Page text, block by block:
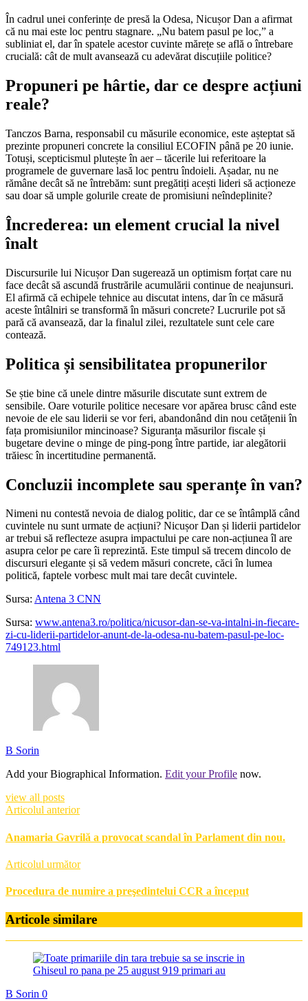
În cadrul unei conferințe de presă la Odesa, Nicușor Dan a afirmat
că nu mai este loc pentru stagnare. „Nu batem pasul pe loc,” a
subliniat el, dar în spatele acestor cuvinte mărețe se află o întrebare
crucială: cât de mult avansează cu adevărat discuțiile politice?
Propuneri pe hârtie, dar ce despre acțiuni
reale?
Tanczos Barna, responsabil cu măsurile economice, este așteptat să
prezinte propuneri concrete la consiliul ECOFIN până pe 20 iunie.
Totuși, scepticismul plutește în aer – tăcerile lui referitoare la
programele de guvernare lasă loc pentru îndoieli. Așadar, nu ne
rămâne decât să ne întrebăm: sunt pregătiți acești lideri să acționeze
sau doar să umple golurile create de promisiuni neîndeplinite?
Încrederea: un element crucial la nivel
înalt
Discursurile lui Nicușor Dan sugerează un optimism forțat care nu
face decât să ascundă frustrările acumulării continue de neajunsuri.
El afirmă că echipele tehnice au discutat intens, dar în ce măsură
aceste întâlniri se transformă în măsuri concrete? Lucrurile pot să
pară că avansează, dar la finalul zilei, rezultatele sunt cele care
contează.
Politica și sensibilitatea propunerilor
Se știe bine că unele dintre măsurile discutate sunt extrem de
sensibile. Oare voturile politice necesare vor apărea brusc când este
nevoie de ele sau liderii se vor feri, abandonând din nou cetățenii în
fața promisiunilor mincinoase? Siguranța măsurilor fiscale și
bugetare devine o minge de ping-pong între partide, iar alegătorii
trăiesc în incertitudine permanentă.
Concluzii incomplete sau speranțe în van?
Nimeni nu contestă nevoia de dialog politic, dar ce se întâmplă când
cuvintele nu sunt urmate de acțiuni? Nicușor Dan și liderii partidelor
ar trebui să reflecteze asupra impactului pe care non-acțiunea îl are
asupra celor pe care îi reprezintă. Este timpul să trecem dincolo de
discursuri elegante și să vedem măsuri concrete, căci în lumea
politică, faptele vorbesc mult mai tare decât cuvintele.
Sursa: Antena 3 CNN
Sursa: www.antena3.ro/politica/nicusor-dan-se-va-intalni-in-fiecare-
zi-cu-liderii-partidelor-anunt-de-la-odesa-nu-batem-pasul-pe-loc-
749123.html
B Sorin
Add your Biographical Information. Edit your Profile now.
view all posts
Articolul anterior
Anamaria Gavrilă a provocat scandal în Parlament din nou.
Articolul următor
Procedura de numire a preşedintelui CCR a început
Articole similare
B Sorin 0